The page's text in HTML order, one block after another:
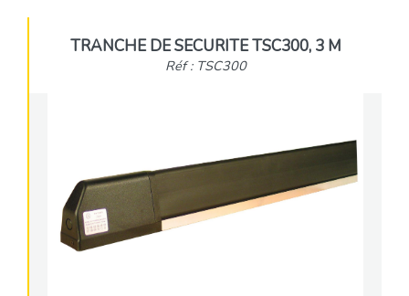
TRANCHE DE SECURITE TSC300, 3 M
Réf : TSC300